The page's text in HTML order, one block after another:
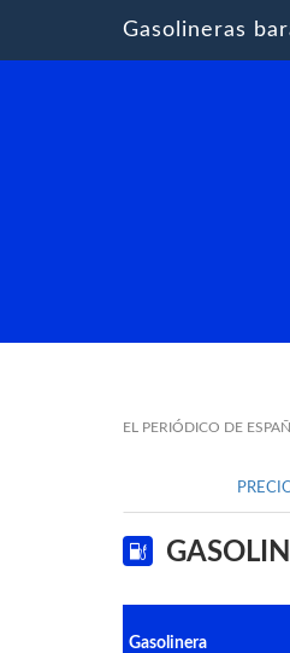
Gasolineras
EL PERIÓDICO DE
Gasolinera